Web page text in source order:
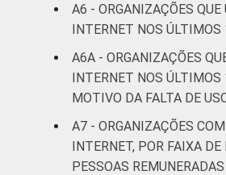
A6 - ORGANIZAÇÕES
INTERNET NOS ÚLTIMOS
A6A - ORGANIZAÇÕES
INTERNET NOS ÚLTIMOS
MOTIVO DA FALTA DE
A7 - ORGANIZAÇÕES
INTERNET, POR FAIXA
PESSOAS